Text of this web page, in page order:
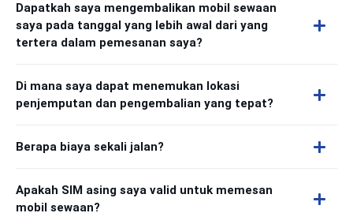
Dapatkah saya mengembalikan mobil sewaan
saya pada tanggal yang lebih awal dari yang
tertera dalam pemesanan saya?
Di mana saya dapat menemukan lokasi
penjemputan dan pengembalian yang tepat?
Berapa biaya sekali jalan?
Apakah SIM asing saya valid untuk memesan
mobil sewaan?